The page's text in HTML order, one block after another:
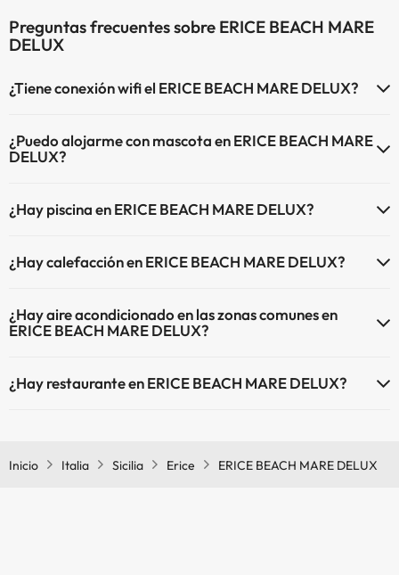
Preguntas frecuentes sobre ERICE BEACH MARE
DELUX
¿Tiene conexión wifi el ERICE BEACH MARE DELUX?
¿Puedo alojarme con mascota en ERICE BEACH MARE
DELUX?
¿Hay piscina en ERICE BEACH MARE DELUX?
de pago) Aquí tienes más info sobre la piscina y otras instalaciones.
¿Hay calefacción en ERICE BEACH MARE DELUX?
comunes.
¿Hay aire acondicionado en las zonas comunes en
ERICE BEACH MARE DELUX?
zonas comunes.
¿Hay restaurante en ERICE BEACH MARE DELUX?
Inicio Italia Sicilia Erice ERICE BEACH MARE DELUX